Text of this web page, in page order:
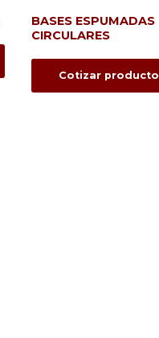
BASES ESPUMADAS
CIRCULARES
Cotizar producto